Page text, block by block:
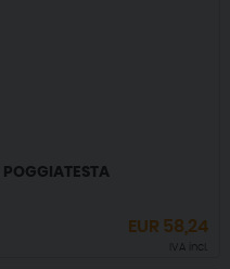
POGGIATESTA
EUR 58,24
IVA incl.